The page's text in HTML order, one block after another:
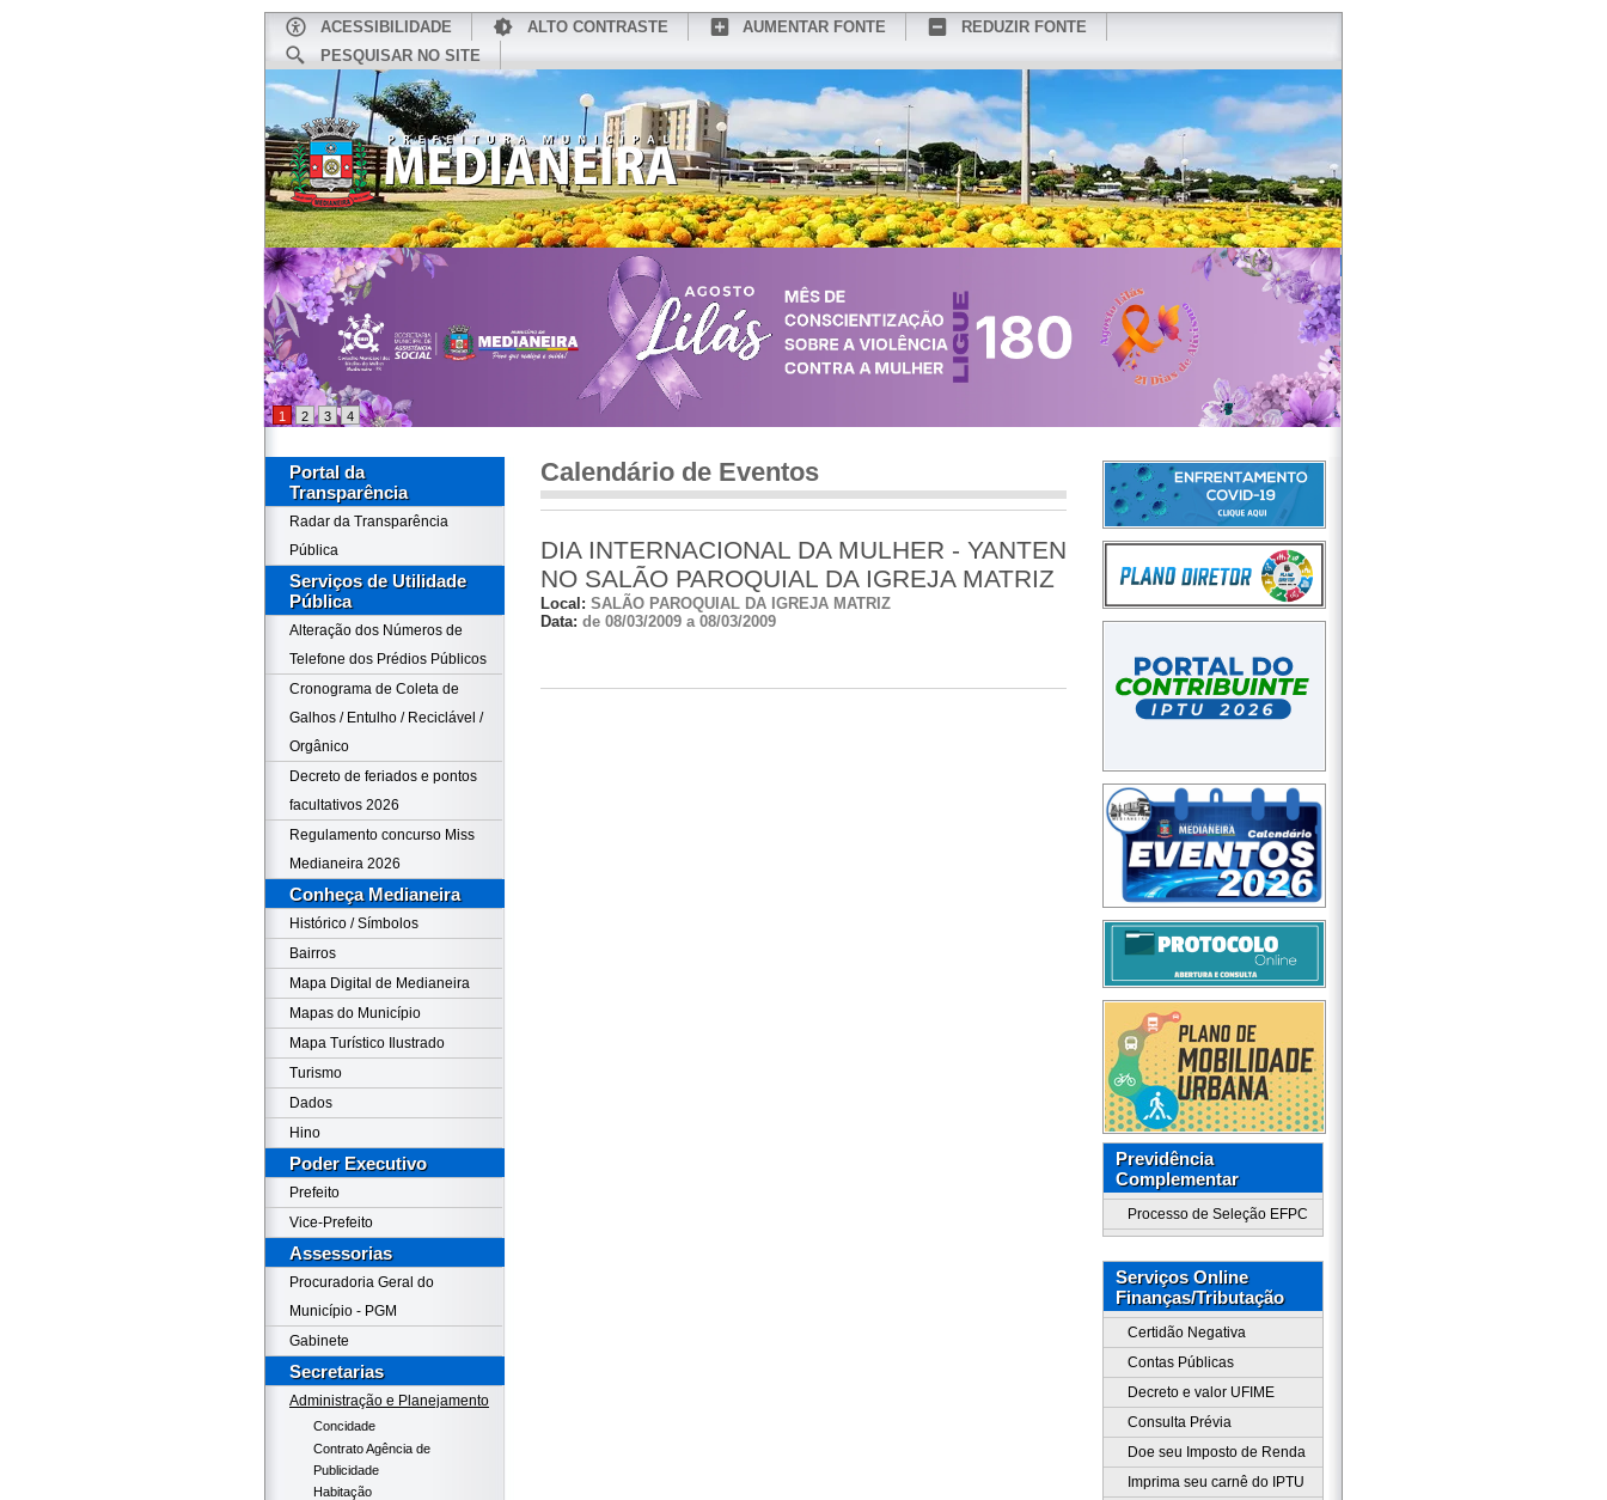
ACESSIBILIDADE ALTO CONTRASTE AUMENTAR FONTE
REDUZIR FONTE
PESQUISAR NO SITE
CONHEÇA MEDIANEIRA REDES SOCIAIS WEBMAIL
1 2 3 4
Portal da
Transparência
Radar da Transparência
Pública
Serviços de Utilidade
Pública
Alteração dos Números de
Telefone dos Prédios Públicos
Cronograma de Coleta de
Galhos / Entulho / Reciclável /
Orgânico
Decreto de feriados e pontos
facultativos 2026
Regulamento concurso Miss
Medianeira 2026
Conheça Medianeira
Histórico / Símbolos
Bairros
Mapa Digital de Medianeira
Mapas do Município
Mapa Turístico Ilustrado
Turismo
Dados
Hino
Poder Executivo
Prefeito
Vice-Prefeito
Assessorias
Procuradoria Geral do
Município - PGM
Gabinete
Secretarias
Administração e Planejamento
Concidade
Contrato Agência de
Publicidade
Habitação
Calendário de Eventos
DIA INTERNACIONAL DA MULHER - YANTEN
NO SALÃO PAROQUIAL DA IGREJA MATRIZ
Local: SALÃO PAROQUIAL DA IGREJA MATRIZ
Data: de 08/03/2009 a 08/03/2009
Previdência
Complementar
Processo de Seleção EFPC
Serviços Online
Finanças/Tributação
Certidão Negativa
Contas Públicas
Decreto e valor UFIME
Consulta Prévia
Doe seu Imposto de Renda
Imprima seu carnê do IPTU